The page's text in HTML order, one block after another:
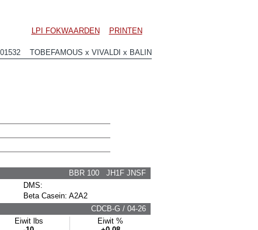
LPI FOKWAARDEN PRINTEN
TOBEFAMOUS x VIVALDI x BALIN
BBR 100 JH1F JNSF
DMS:
Beta Casein: A2A2
CDCB-G / 04-26
Eiwit lbs
Eiwit %